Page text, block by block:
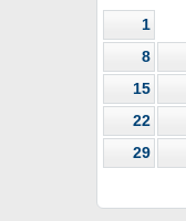
1
8
15
22
29